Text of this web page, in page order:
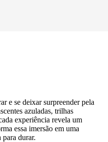
e se deixar surpreender pela
azuladas, trilhas
experiência revela um
essa imersão em uma
durar.